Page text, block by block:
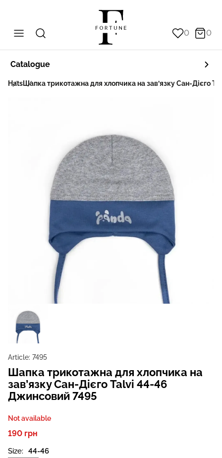
0 0
Catalogue
HatsШапка трикотажна для хлопчика на зав’язку Сан-Дієго
Article: 7495
Шапка трикотажна для хлопчика на
зав’язку Сан-Дієго Talvi 44-46
Джинсовий 7495
Not available
190 грн
Size: 44-46